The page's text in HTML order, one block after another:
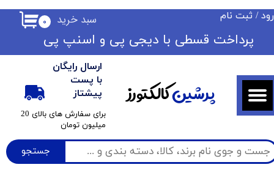
جستجو
ارسال رایگان
با پست
پیشتاز
​برای سفارش های بالای 20
میلیون تومان
۰ سبد خرید / ثبت نام
حساب کاربری من
تغییر گذر واژه
سفارشات
خروج از حساب کاربری
​​پرداخت قسطی با دیجی پی ​​​​​​​و اسنپ پی
پرشینکالکتورز